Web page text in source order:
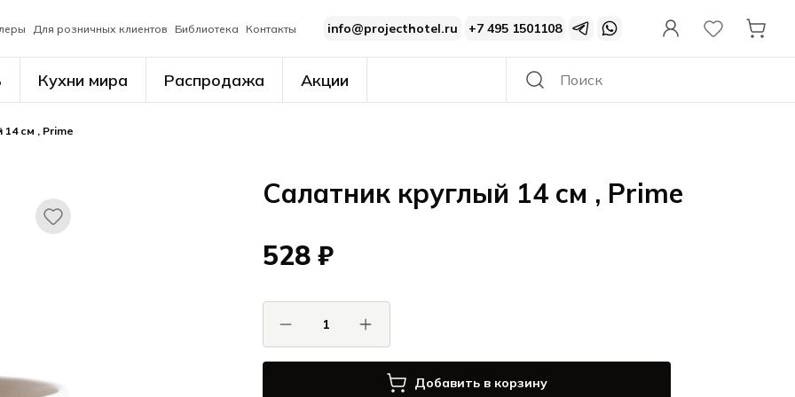
Для розничных клиентов Библиотека Контакты info@projecthotel.ru +7 495 1501108
Кухни мира Распродажа Акции
см , Prime
Салатник круглый 14 см , Prime
528 ₽
Добавить в корзину